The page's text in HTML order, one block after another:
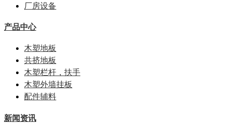
厂房设备
产品中心
木塑地板
共挤地板
木塑栏杆，扶手
木塑外墙挂板
配件辅料
新闻资讯